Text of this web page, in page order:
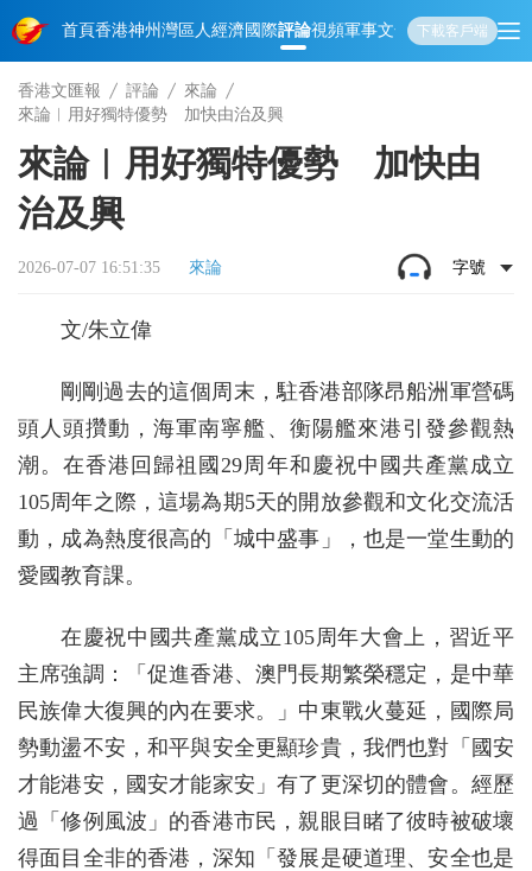
首頁香港神州 灣區人經濟國際評論視頻軍事文化 娛樂生活教育體
下載客戶端
香港文匯報 評論
來論
來論︱用好獨特優勢 加快由治及興
來論︱用好獨特優勢 加快由
治及興
2026-07-07 16:51:35 來論 字號
文/朱立偉
剛剛過去的這個周末，駐香港部隊昂船洲軍營碼
頭人頭攢動，海軍南寧艦、衡陽艦來港引發參觀熱
潮。在香港回歸祖國29周年和慶祝中國共產黨成立
105周年之際，這場為期5天的開放參觀和文化交流活
動，成為熱度很高的「城中盛事」，也是一堂生動的
愛國教育課。
在慶祝中國共產黨成立105周年大會上，習近平
主席強調：「促進香港、澳門長期繁榮穩定，是中華
民族偉大復興的內在要求。」中東戰火蔓延，國際局
勢動盪不安，和平與安全更顯珍貴，我們也對「國安
才能港安，國安才能家安」有了更深切的體會。經歷
過「修例風波」的香港市民，親眼目睹了彼時被破壞
得面目全非的香港，深知「發展是硬道理、安全也是